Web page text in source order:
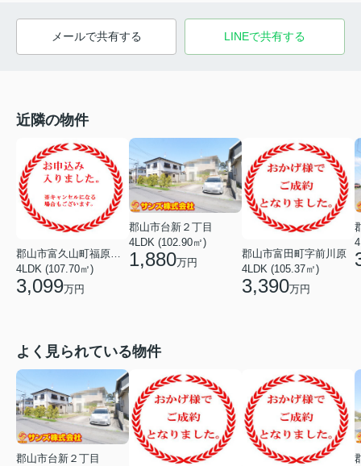
メールで共有する LINEで共有する
近隣の物件
4LDK (107.70㎡)
3,099万円
郡山市台新２丁目
4LDK (102.90㎡)
1,880万円
郡山市富田町字前川原
4LDK (105.37㎡)
3,390万円
よく見られている物件
郡山市台新２丁目